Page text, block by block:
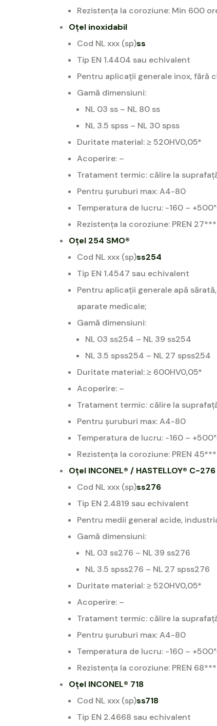
Rezistența la coroziune: Min 600
Oțel inoxidabil
Cod NL xxx (sp)ss
Tip EN 1.4404 sau echivalent
Pentru aplicații generale inox, fără
Gamă dimensiuni:
NL 03 ss – NL 80 ss
NL 3.5 spss – NL 30 spss
Duritate material: ≥ 520HV0,05*
Acoperire: –
Tratament termic: călire la
Pentru șuruburi max: A4-80
Temperatura de lucru: -160 –
Rezistența la coroziune: PREN 27***
Oțel 254 SMO®
Cod NL xxx (sp)ss254
Tip EN 1.4547 sau echivalent
Pentru aplicații generale apă
aparate medicale;
Gamă dimensiuni:
NL 03 ss254 – NL 39 ss254
NL 3.5 spss254 – NL 27 spss254
Duritate material: ≥ 600HV0,05*
Acoperire: –
Tratament termic: călire la
Pentru șuruburi max: A4-80
Temperatura de lucru: -160 –
Rezistența la coroziune: PREN 45***
Oțel INCONEL® / HASTELLOY® C-276
Cod NL xxx (sp)ss276
Tip EN 2.4819 sau echivalent
Pentru medii general acide,
Gamă dimensiuni:
NL 03 ss276 – NL 39 ss276
NL 3.5 spss276 – NL 27 spss276
Duritate material: ≥ 520HV0,05*
Acoperire: –
Tratament termic: călire la
Pentru șuruburi max: A4-80
Temperatura de lucru: -160 –
Rezistența la coroziune: PREN 68***
Oțel INCONEL® 718
Cod NL xxx (sp)ss718
Tip EN 2.4668 sau echivalent